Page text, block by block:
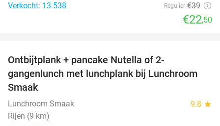
Verkocht: 13.538
Regulier €39
€22,50
Ontbijtplank + pancake Nutella of 2-
gangenlunch met lunchplank bij Lunchroom
Smaak
Lunchroom Smaak 9.8 star
Rijen (9 km)